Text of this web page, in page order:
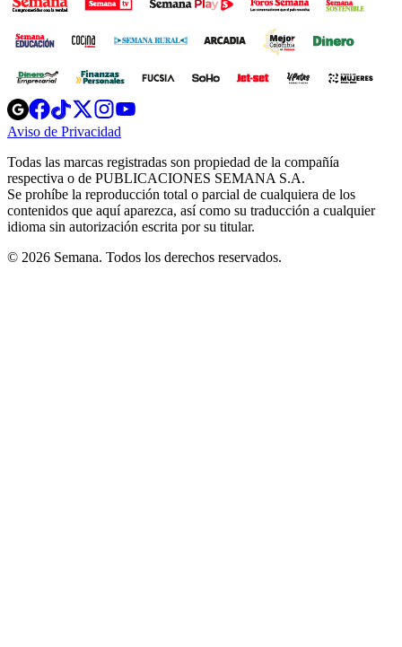
Opens
in
new
Opens
in
new
Opens
in
new
window
Opens
new
windowwindow
Aviso de Privacidad
new
window
Todas las marcas registradas son propiedad de la compañía
respectiva o de PUBLICACIONES SEMANA S.A.
Se prohíbe la reproducción total o parcial de cualquiera de los
contenidos que aquí aparezca, así como su traducción a cualquier
idioma sin autorización escrita por su titular.
© 2026 Semana. Todos los derechos reservados.